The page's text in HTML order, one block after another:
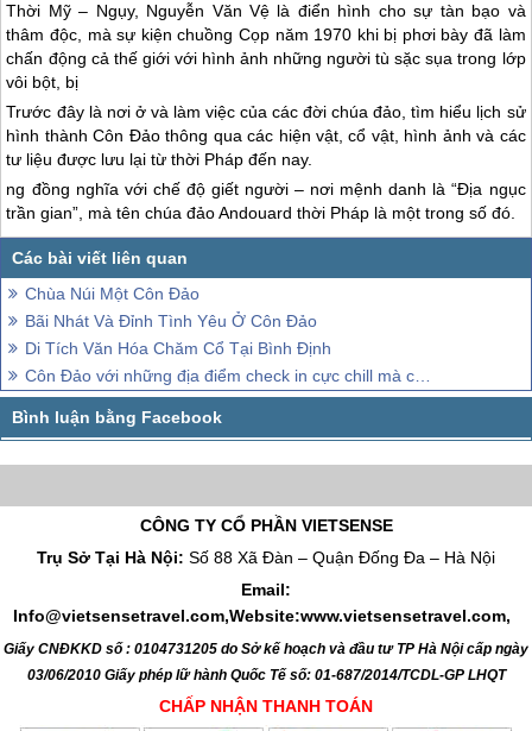
Thời Mỹ – Ngụy, Nguyễn Văn Vệ là điển hình cho sự tàn bạo và
thâm độc, mà sự kiện chuồng Cọp năm 1970 khi bị phơi bày đã làm
chấn động cả thế giới với hình ảnh những người tù sặc sụa trong lớp
vôi bột, bị
Trước đây là nơi ở và làm việc của các đời chúa đảo, tìm hiểu lịch sử
hình thànhCôn Đảothông qua các hiện vật, cổ vật, hình ảnh và các
tư liệu được lưu lại từ thời Pháp đến nay.
ng đồng nghĩa với chế độ giết người – nơi mệnh danh là “Địa ngục
trần gian”, mà tên chúa đảo Andouard thời Pháp là một trong số đó.
Chùa Núi Một Côn Đảo
Bãi Nhát Và Đỉnh Tình Yêu Ở Côn Đảo
Di Tích Văn Hóa Chăm Cổ Tại Bình Định
Côn Đảo với những địa điểm check in cực chill mà chắc chắn bạn chưa biết
CÔNG TY CỔ PHẦN VIETSENSE
Trụ Sở Tại Hà Nội: Số 88 Xã Đàn – Quận Đống Đa – Hà Nội
Email:
Info@vietsensetravel.com,Website:www.vietsensetravel.com,
Giấy CNĐKKD số : 0104731205 do Sở kế hoạch và đầu tư TP Hà Nội cấp ngày
03/06/2010 Giấy phép lữ hành Quốc Tế số: 01-687/2014/TCDL-GP LHQT
CHẤP NHẬN THANH TOÁN